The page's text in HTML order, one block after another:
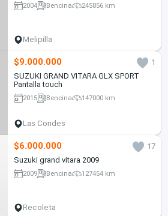
2004 Bencina 245856 km
Melipilla
$9.000.000
1
SUZUKI GRAND VITARA GLX SPORT
Pantalla touch
2015 Bencina 147000 km
Las Condes
$6.000.000
17
Suzuki grand vitara 2009
2009 Bencina 127454 km
Recoleta